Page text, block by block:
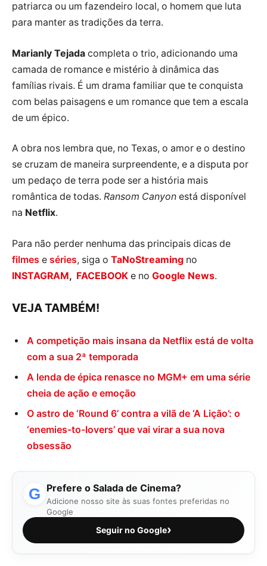
patriarca ou um fazendeiro local, o homem que luta
para manter as tradições da terra.
Marianly Tejada completa o trio, adicionando uma
camada de romance e mistério à dinâmica das
famílias rivais. É um drama familiar que te conquista
com belas paisagens e um romance que tem a escala
de um épico.
A obra nos lembra que, no Texas, o amor e o destino
se cruzam de maneira surpreendente, e a disputa por
um pedaço de terra pode ser a história mais
romântica de todas. Ransom Canyon está disponível
na Netflix.
Para não perder nenhuma das principais dicas de
filmes e séries, siga o TaNoStreaming no
INSTAGRAM, FACEBOOK e no Google News.
VEJA TAMBÉM!
A competição mais insana da Netflix está de volta
com a sua 2ª temporada
A lenda de épica renasce no MGM+ em uma série
cheia de ação e emoção
O astro de ‘Round 6’ contra a vilã de ‘A Lição’: o
‘enemies-to-lovers’ que vai virar a sua nova
obsessão
G Prefere o Salada de Cinema?
Adicione nosso site às suas fontes preferidas no
Google
Seguir no Google›